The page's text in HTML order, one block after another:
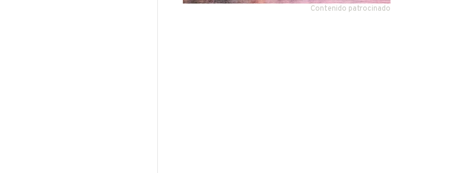
Contenido patrocinado